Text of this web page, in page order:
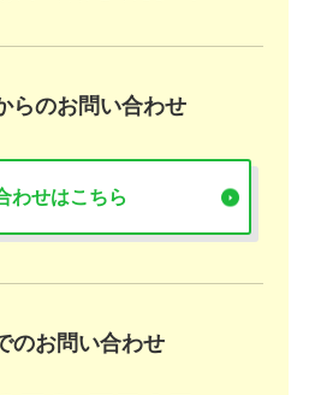
らのお問い合わせ
わせはこちら
のお問い合わせ